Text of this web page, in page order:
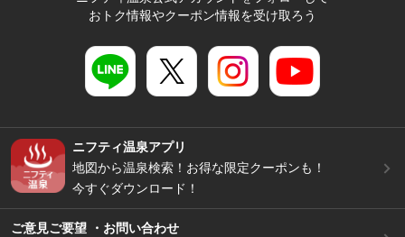
おトク情報やクーポン情報を受け取ろう
ニフティ温泉アプリ
地図から温泉検索！お得な限定クーポンも！
今すぐダウンロード！
ご意見ご要望 ・お問い合わせ